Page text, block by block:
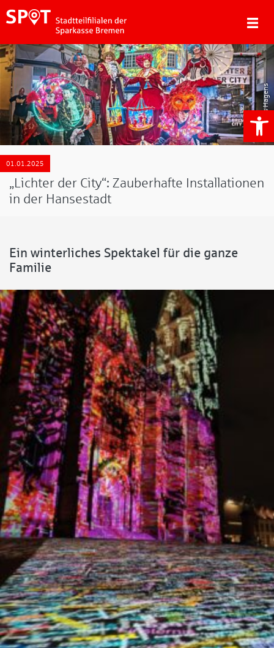
Jens Hagens
01.01.2025
„Lichter der City“: Zauberhafte Installationen
in der Hansestadt
Ein winterliches Spektakel für die ganze
Familie